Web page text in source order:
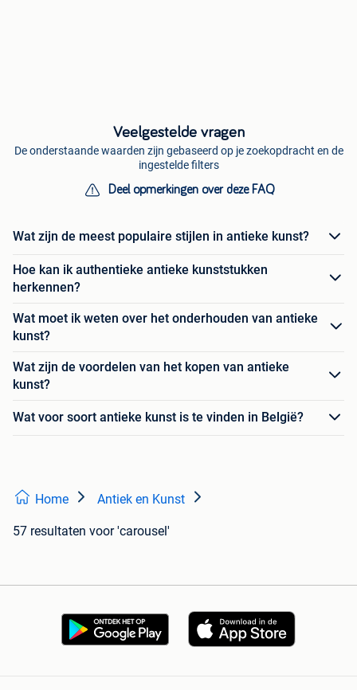
Veelgestelde vragen
De onderstaande waarden zijn gebaseerd op je zoekopdracht en de
ingestelde filters
Deel opmerkingen over deze FAQ
Wat zijn de meest populaire stijlen in antieke kunst?
Hoe kan ik authentieke antieke kunststukken
herkennen?
Wat moet ik weten over het onderhouden van antieke
kunst?
Wat zijn de voordelen van het kopen van antieke
kunst?
Wat voor soort antieke kunst is te vinden in België?
Home Antiek en Kunst
57 resultaten voor 'carousel'